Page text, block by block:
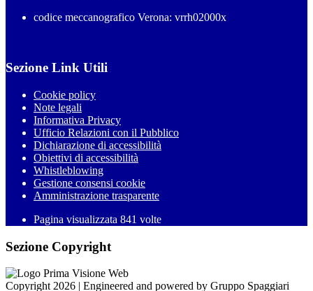
codice meccanografico Verona: vrrh02000x
Sezione Link Utili
Cookie policy
Note legali
Informativa Privacy
Ufficio Relazioni con il Pubblico
Dichiarazione di accessibilità
Obiettivi di accessibilità
Whistleblowing
Gestione consensi cookie
Amministrazione trasparente
Pagina visualizzata 841 volte
Sezione Copyright
Copyright 2026 | Engineered and powered by Gruppo Spaggiari